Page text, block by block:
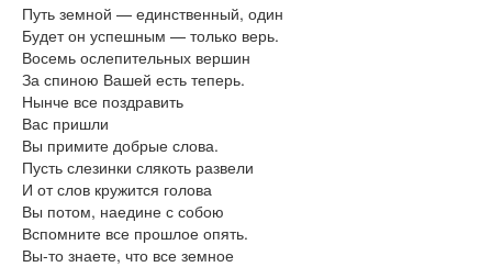
Путь земной — единственный, один
Будет он успешным — только верь.
Восемь ослепительных вершин
За спиною Вашей есть теперь.
Нынче все поздравить
Вас пришли
Вы примите добрые слова.
Пусть слезинки слякоть развели
И от слов кружится голова
Вы потом, наедине с собою
Вспомните все прошлое опять.
Вы-то знаете, что все земное